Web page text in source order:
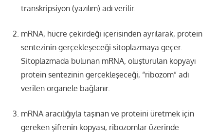
transkripsiyon (yazılım) adı verilir.
mRNA, hücre çekirdeği içerisinden ayrılarak, protein
sentezinin gerçekleşeceği sitoplazmaya geçer.
Sitoplazmada bulunan mRNA, oluşturulan kopyayı
protein sentezinin gerçekleşeceği, “ribozom” adı
verilen organele bağlanır.
mRNA aracılığıyla taşınan ve proteini üretmek için
gereken şifrenin kopyası, ribozomlar üzerinde